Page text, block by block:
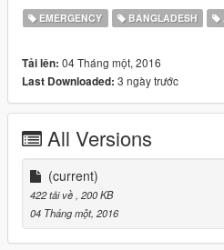
EMERGENCY BANGLADESH
Tải lên: 04 Tháng một, 2016
Last Downloaded: 3 ngày trước
All Versions
(current)
422 tải về , 200 KB
04 Tháng một, 2016